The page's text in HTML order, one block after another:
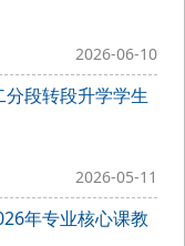
2026-06-10
段转段升学学生
2026-05-11
年专业核心课教